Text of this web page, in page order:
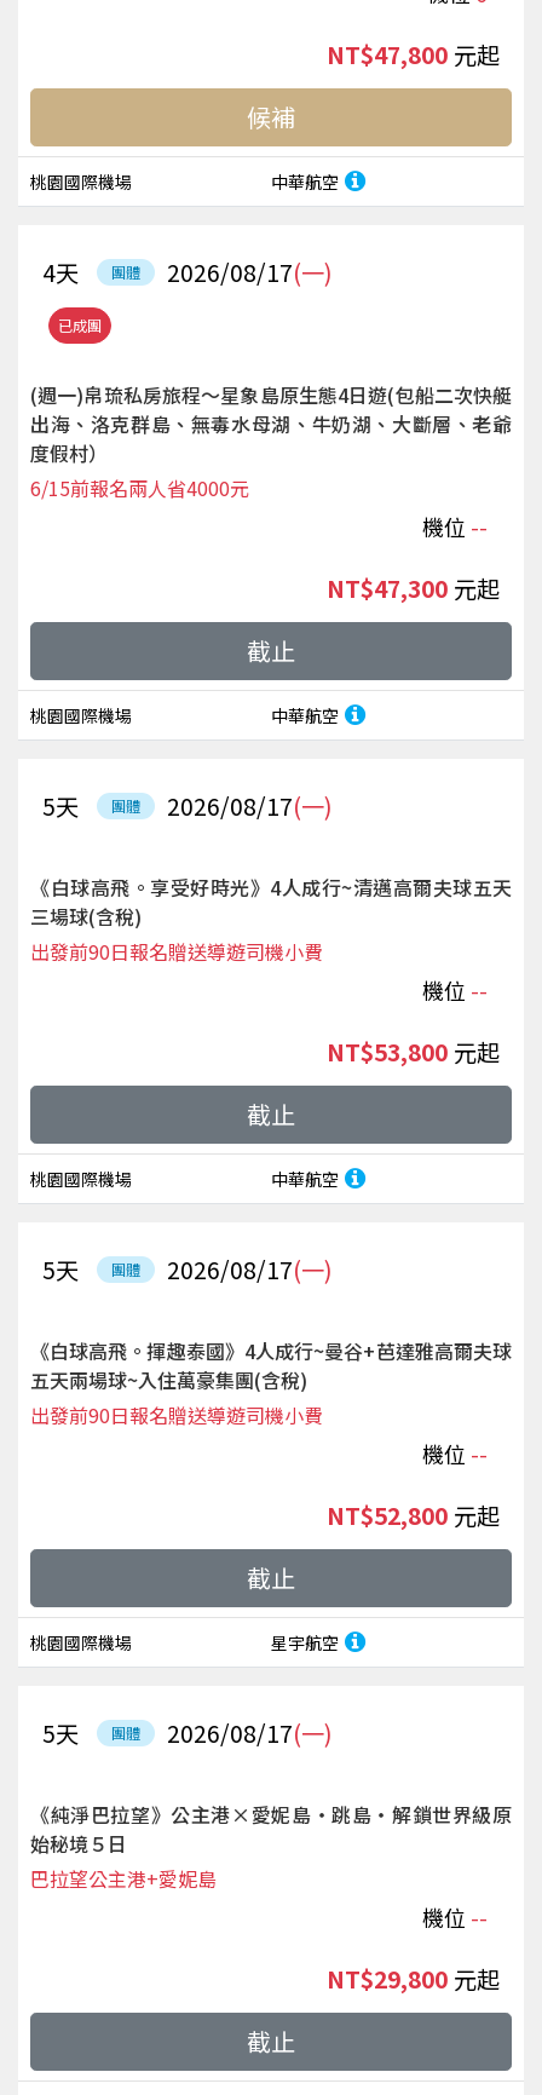
桃園國際機場 中華航空
NT$47,800 起
候補
已成團
團體 2026/08/17(一)
4天
(週一)帛琉私房旅程～星象島原生態4日遊(包船二次快艇
出海、洛克群島、無毒水母湖、牛奶湖、大斷層、老爺
度假村）
機位 --
6/15前報名兩人省4000元
桃園國際機場 中華航空
NT$47,300 起
截止
團體 2026/08/17(一)
5天
《白球高飛。享受好時光》4人成行~清邁高爾夫球五天
三場球(含稅)
機位 --
出發前90日報名贈送導遊司機小費
桃園國際機場 中華航空
NT$53,800 起
截止
團體 2026/08/17(一)
5天
《白球高飛。揮趣泰國》4人成行~曼谷+芭達雅高爾夫球
五天兩場球~入住萬豪集團(含稅)
機位 --
出發前90日報名贈送導遊司機小費
桃園國際機場 星宇航空
NT$52,800 起
截止
團體 2026/08/17(一)
5天
《純淨巴拉望》公主港×愛妮島‧跳島‧解鎖世界級原
始秘境５日
機位 --
巴拉望公主港+愛妮島
NT$29,800 起
截止